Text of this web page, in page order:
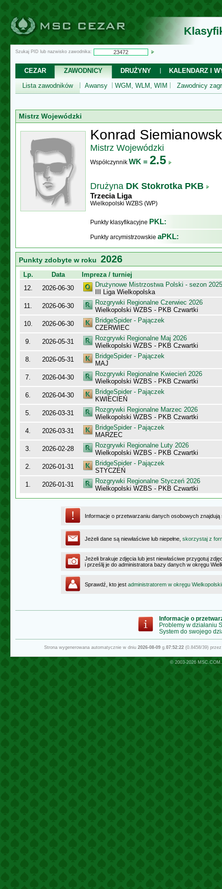
Szukaj PID lub nazwisko zawodnika:
CEZAR ZAWODNICY DRUŻYNY
KALENDARZ I
Lista zawodników
Awansy WGM, WLM, WIM Zawodnicy
Mistrz Wojewódzki
Konrad
Mistrz Wojewódzki
Współczynnik WK = 2.5
Drużyna DK Stokrotka PKB
Trzecia Liga
Wielkopolski WZBS (WP)
Punkty klasyfikacyjne PKL:
Punkty arcymistrzowskie aPKL:
Punkty zdobyte w roku 2026
Lp. Data
Impreza / turniej
12.
2026-06-30
Drużynowe Mistrzostwa Polski - sezon
III Liga Wielkopolska
11.
2026-06-30
Rozgrywki Regionalne Czerwiec 2026
Wielkopolski WZBS - PKB Czwartki
10.
2026-06-30
BridgeSpider - Pajączek
CZERWIEC
9.
2026-05-31
Rozgrywki Regionalne Maj 2026
Wielkopolski WZBS - PKB Czwartki
8.
2026-05-31
BridgeSpider - Pajączek
MAJ
7.
2026-04-30
Rozgrywki Regionalne Kwiecień 2026
Wielkopolski WZBS - PKB Czwartki
6.
2026-04-30
BridgeSpider - Pajączek
KWIECIEŃ
5.
2026-03-31
Rozgrywki Regionalne Marzec 2026
Wielkopolski WZBS - PKB Czwartki
4.
2026-03-31
BridgeSpider - Pajączek
MARZEC
3.
2026-02-28
Rozgrywki Regionalne Luty 2026
Wielkopolski WZBS - PKB Czwartki
2.
2026-01-31
BridgeSpider - Pajączek
STYCZEŃ
1.
2026-01-31
Rozgrywki Regionalne Styczeń 2026
Wielkopolski WZBS - PKB Czwartki
Informacje o przetwarzaniu danych osobowych
Jeżeli dane są niewłaściwe lub niepełne, skorzystaj z
Jeżeli brakuje zdjęcia lub jest niewłaściwe przygotuj
i prześlij je do administratora bazy danych w okręgu
Sprawdź, kto jest administratorem w okręgu
Informacje o
Problemy w działaniu
System do swojego
Strona wygenerowana automatycznie w dniu 2026-08-09g.07:52:22(0.8458/39)
© 2003-2026